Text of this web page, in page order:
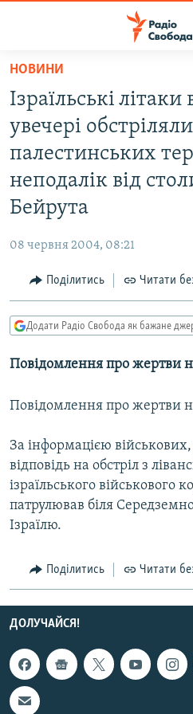
Перейти
основного
матеріалу
Перейти
до
основної
навігації
Перейти
до
ВСЕ ЗА ДОБУ
ЕКОНОМІКА
СПОРТ
УКРАЇНА
РОСІЙСЬКА «ФІЛЬТРАЦІЯ»
КРИМ.РЕАЛІЇ
ТИ ЯК?
СХЕМИ
МУЛЬТИМЕДІА
ФОТО
ПОДКАСТИ
КРИМ РЕАЛІЇ
РУС
КТАТ
ДОЛУЧАЙСЯ!
НОВИНИ
Ізраїльські
увечері
палестинських
неподалік від
Бейрута
08 червня 2004, 08:21
Поділитись Читати
Додати Радіо Свобода як бажане
Повідомлення про жертви
Повідомлення про жертви
За інформацією
відповідь на обстріл з
ізраїльського військового
патрулював біля
Ізраїлю.
Поділитись Читати
ДОЛУЧАЙСЯ!